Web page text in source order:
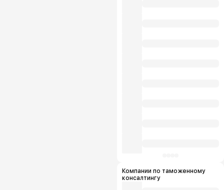
Компании по таможенному
консалтингу